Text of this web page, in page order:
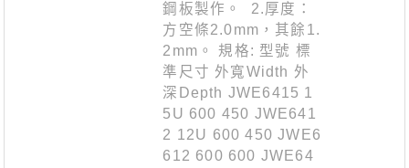
鋼板製作。 2.厚度：
方空條2.0mm，其餘1.
2mm。 規格: 型號 標
準尺寸 外寬Width 外
深Depth JWE6415 1
5U 600 450 JWE641
2 12U 600 450 JWE6
612 600 600 JWE64